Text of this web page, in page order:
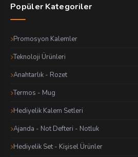
Popüler Kategoriler
Promosyon Kalemler
Teknoloji Ürünleri
Anahtarlık - Rozet
Termos - Mug
Hediyelik Kalem Setleri
Ajanda - Not Defteri - Notluk
Hediyelik Set - Kişisel Ürünler